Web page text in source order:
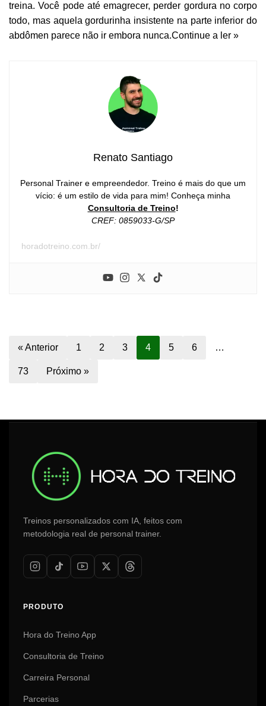
treina. Você pode até emagrecer, perder gordura no corpo
todo, mas aquela gordurinha insistente na parte inferior do
abdômen parece não ir embora nunca.Continue a ler »
Renato Santiago
Personal Trainer e empreendedor. Treino é mais do que um
vício: é um estilo de vida para mim! Conheça minha
Consultoria de Treino!
CREF: 0859033-G/SP
horadotreino.com.br/
« Anterior 1 2 3 4 5 6 …
73 Próximo »
Treinos personalizados com IA, feitos com
metodologia real de personal trainer.
PRODUTO
Hora do Treino App
Consultoria de Treino
Carreira Personal
Parcerias